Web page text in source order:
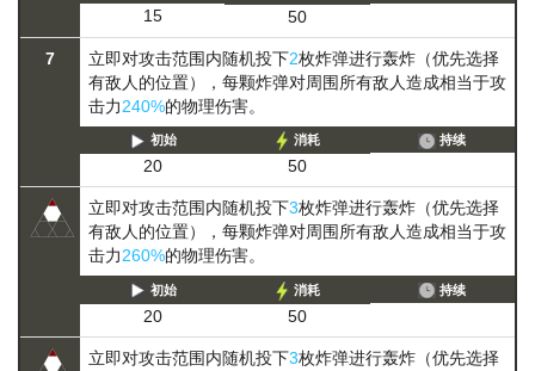
15 50
7 立即对攻击范围内随机投下2枚炸弹进行轰炸（优先选择
有敌人的位置），每颗炸弹对周围所有敌人造成相当于攻
击力240%的物理伤害。
初始
20
消耗
50
持续
立即对攻击范围内随机投下3枚炸弹进行轰炸（优先选择
有敌人的位置），每颗炸弹对周围所有敌人造成相当于攻
击力260%的物理伤害。
初始
20
消耗
50
持续
立即对攻击范围内随机投下3枚炸弹进行轰炸（优先选择